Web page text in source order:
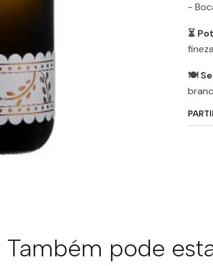
-
⏳
🍽️
Também pode